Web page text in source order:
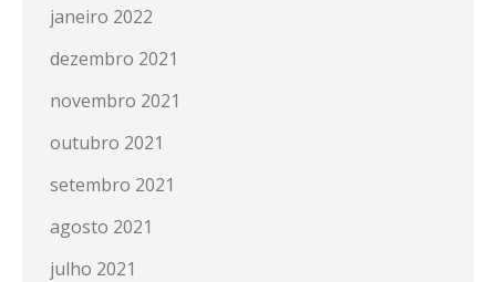
janeiro 2022
dezembro 2021
novembro 2021
outubro 2021
setembro 2021
agosto 2021
julho 2021